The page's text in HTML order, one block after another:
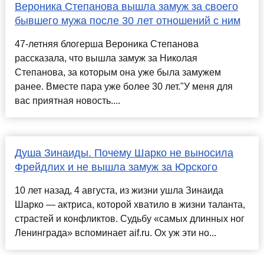
Вероника Степанова вышла замуж за своего
бывшего мужа после 30 лет отношений с ним
47-летняя блогерша Вероника Степанова
рассказала, что вышла замуж за Николая
Степанова, за которым она уже была замужем
ранее. Вместе пара уже более 30 лет."У меня для
вас приятная новость....
Душа Зинаиды. Почему Шарко не выносила
Фрейдлих и не вышла замуж за Юрского
10 лет назад, 4 августа, из жизни ушла Зинаида
Шарко — актриса, которой хватило в жизни таланта,
страстей и конфликтов. Судьбу «самых длинных ног
Ленинграда» вспоминает aif.ru. Ох уж эти но...